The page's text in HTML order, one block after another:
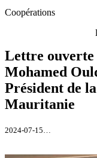
Coopérations
Lettre ouverte
Mohamed
Président de
Mauritanie
2024-07-15…